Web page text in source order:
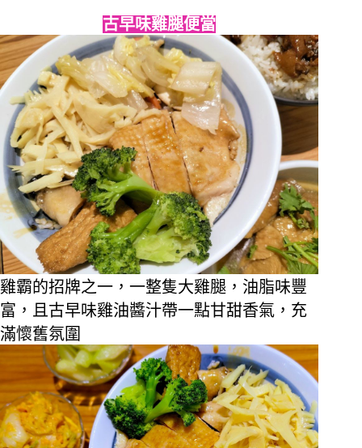
古早味雞腿便當
雞霸的招牌之一，一整隻大雞腿，油脂味豐
富，且古早味雞油醬汁帶一點甘甜香氣，充
滿懷舊氛圍